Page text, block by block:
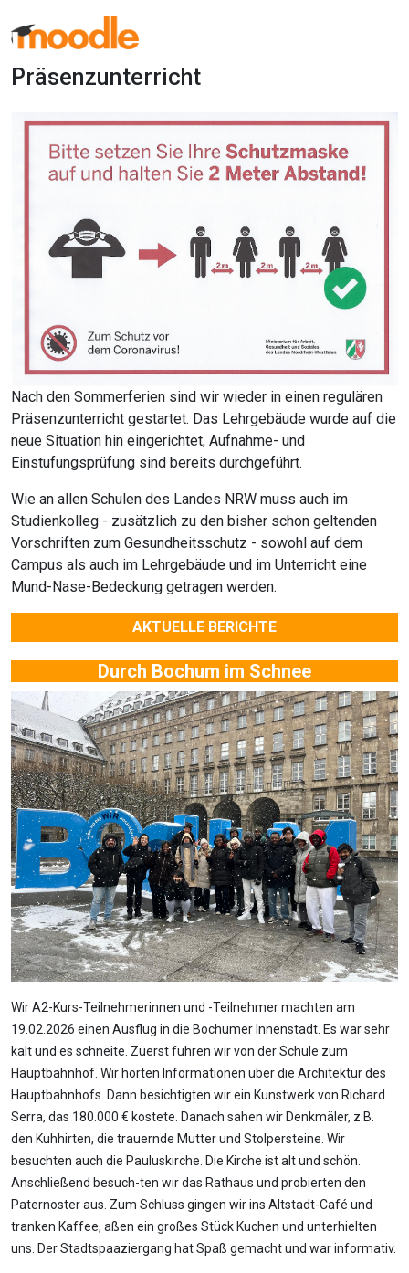
Präsenzunterricht
Nach den Sommerferien sind wir wieder in einen regulären
Präsenzunterricht gestartet. Das Lehrgebäude wurde auf die
neue Situation hin eingerichtet, Aufnahme- und
Einstufungsprüfung sind bereits durchgeführt.
Wie an allen Schulen des Landes NRW muss auch im
Studienkolleg - zusätzlich zu den bisher schon geltenden
Vorschriften zum Gesundheitsschutz - sowohl auf dem
Campus als auch im Lehrgebäude und im Unterricht eine
Mund-Nase-Bedeckung getragen werden.
AKTUELLE BERICHTE
Durch Bochum im Schnee
Wir A2-Kurs-Teilnehmerinnen und -Teilnehmer machten am
19.02.2026 einen Ausflug in die Bochumer Innenstadt. Es war sehr
kalt und es schneite. Zuerst fuhren wir von der Schule zum
Hauptbahnhof. Wir hörten Informationen über die Architektur des
Hauptbahnhofs. Dann besichtigten wir ein Kunstwerk von Richard
Serra, das 180.000 € kostete. Danach sahen wir Denkmäler, z.B.
den Kuhhirten, die trauernde Mutter und Stolpersteine. Wir
besuchten auch die Pauluskirche. Die Kirche ist alt und schön.
Anschließend besuch-ten wir das Rathaus und probierten den
Paternoster aus. Zum Schluss gingen wir ins Altstadt-Café und
tranken Kaffee, aßen ein großes Stück Kuchen und unterhielten
uns. Der Stadtspaaziergang hat Spaß gemacht und war informativ.